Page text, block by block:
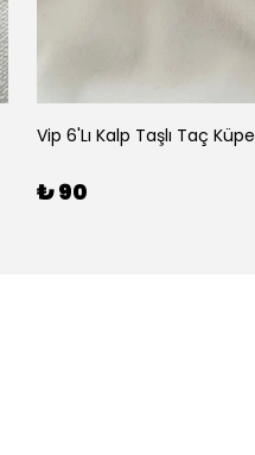
Vip 6'Lı Kalp Taşlı Taç Küpe
₺ 90